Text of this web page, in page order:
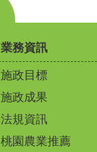
業務資訊
施政目標
施政成果
法規資訊
桃園農業推薦